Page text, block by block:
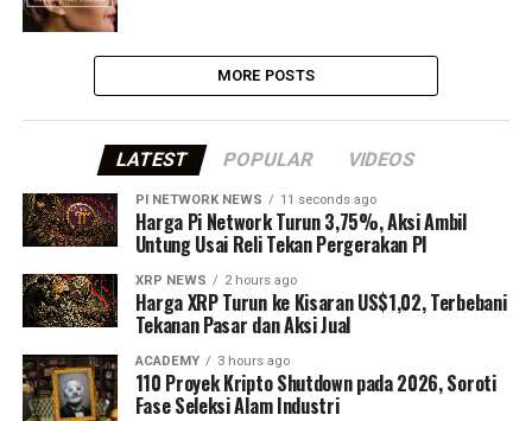
MORE POSTS
LATEST POPULAR VIDEOS
PI NETWORK NEWS 11 seconds ago
Harga Pi Network Turun 3,75%, Aksi Ambil
Untung Usai Reli Tekan Pergerakan PI
XRP NEWS 2 hours ago
Harga XRP Turun ke Kisaran US$1,02, Terbebani
Tekanan Pasar dan Aksi Jual
ACADEMY 3 hours ago
110 Proyek Kripto Shutdown pada 2026, Soroti
Fase Seleksi Alam Industri